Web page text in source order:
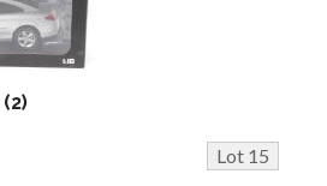
(2)
Lot 15